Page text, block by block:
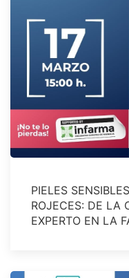
PIELES
ROJECES: DE LA
EXPERTO EN LA